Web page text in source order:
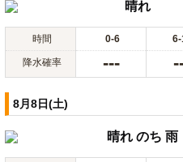
晴れ
時間 0-6
降水確率 ---
8月8日(土)
晴れ のち 雨